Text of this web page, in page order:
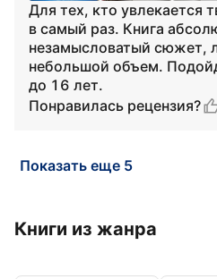
Для тех, кто увлекается
в самый раз. Книга
незамысловатый сюжет,
небольшой объем.
до 16 лет.
Понравилась рецензия?
Показать еще 5
Книги из жанра